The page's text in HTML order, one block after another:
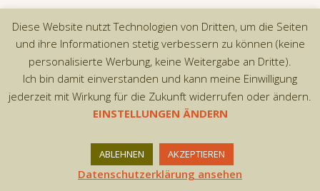
Copyright © 2026 by AxiomThemes. All rights
reserved.
Diese Website nutzt Technologien von Dritten, um die Seiten
und ihre Informationen stetig verbessern zu können (keine
personalisierte Werbung, keine Weitergabe an Dritte).
Ich bin damit einverstanden und kann meine Einwilligung
jederzeit mit Wirkung für die Zukunft widerrufen oder ändern.
EINSTELLUNGEN ÄNDERN
ABLEHNEN AKZEPTIEREN
Datenschutzerklärung ansehen